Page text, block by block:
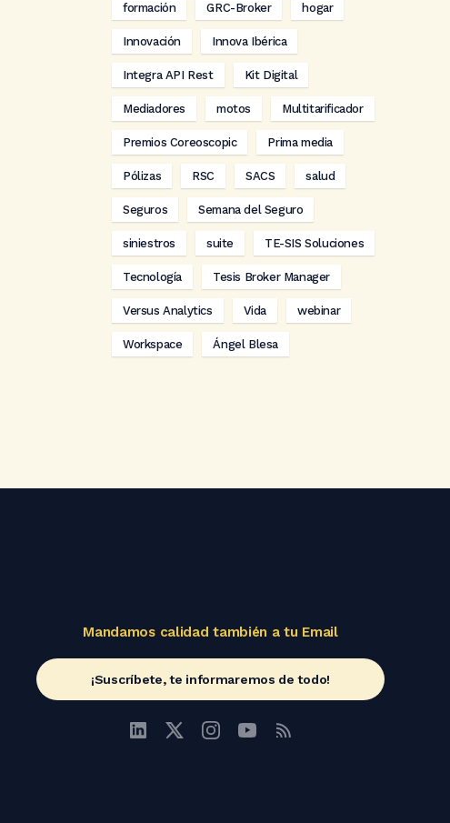
formación GRC-Broker hogar
Innovación Innova Ibérica
Integra API Rest Kit Digital
Mediadores motos Multitarificador
Premios Coreoscopic Prima media
Pólizas RSC SACS salud
Seguros Semana del Seguro
siniestros suite TE-SIS Soluciones
Tecnología Tesis Broker Manager
Versus Analytics Vida webinar
Workspace Ángel Blesa
Mandamos calidad también a tu Email
¡Suscríbete, te informaremos de todo!